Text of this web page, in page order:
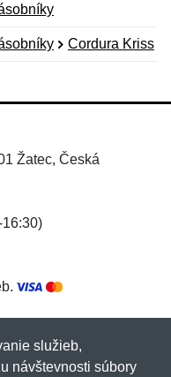
Cordura Kriss
Žatec, Česká
služieb,
návštevnosti súbory